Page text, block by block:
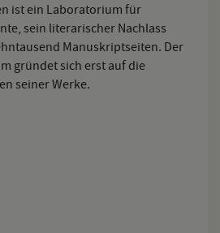
ist ein Laboratorium für
sein literarischer Nachlass
Manuskriptseiten. Der
gründet sich erst auf die
seiner Werke.